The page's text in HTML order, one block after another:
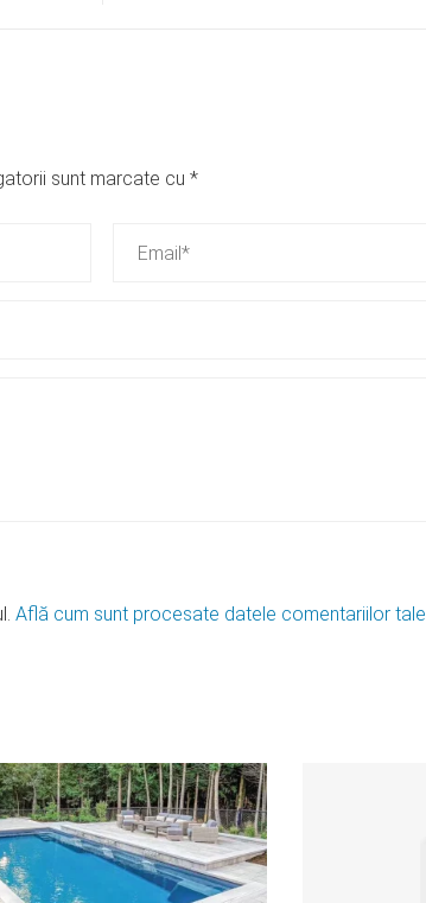
sunt marcate cu *
Află cum sunt procesate datele comentariilor tale